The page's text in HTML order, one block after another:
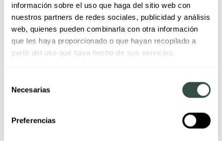
información sobre el uso que haga del sitio web con
nuestros partners de redes sociales, publicidad y análisis
web, quienes pueden combinarla con otra información
que les haya proporcionado o que hayan recopilado a
partir del uso que haya hecho de sus servicios.
Necesarias
Preferencias